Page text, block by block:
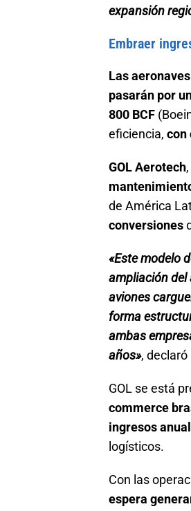
expansión
Embraer
Las
pasarán por
800 BCF
eficiencia, con
GOL Aerotech
de América
conversiones
«Este modelo
ampliación del
aviones
forma
ambas
años», declaró
GOL se está
commerce
ingresos
logísticos.
Con las
espera